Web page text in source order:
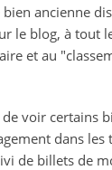
ancienne
le blog, à tout
et au
voir certains
dans
de billets de